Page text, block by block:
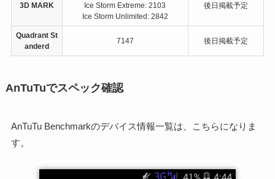
3D MARK
Ice Storm Extreme: 2103
Ice Storm Unlimited: 2842
後日掲載予定
Quadrant St
anderd
7147 後日掲載予定
AnTuTuでスペック確認
AnTuTu Benchmarkのデバイス情報一覧は、こちらになりま
す。